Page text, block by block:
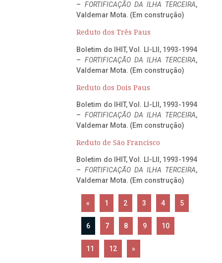
– FORTIFICAÇÃO DA ILHA TERCEIRA,
Valdemar Mota. (Em construção)
Reduto dos Três Paus
Boletim do IHIT, Vol. LI-LII, 1993-1994
– FORTIFICAÇÃO DA ILHA TERCEIRA,
Valdemar Mota. (Em construção)
Reduto dos Dois Paus
Boletim do IHIT, Vol. LI-LII, 1993-1994
– FORTIFICAÇÃO DA ILHA TERCEIRA,
Valdemar Mota. (Em construção)
Reduto de São Francisco
Boletim do IHIT, Vol. LI-LII, 1993-1994
– FORTIFICAÇÃO DA ILHA TERCEIRA,
Valdemar Mota. (Em construção)
« 1 2 3 4 5
6 7 8 9 10
11 12 »